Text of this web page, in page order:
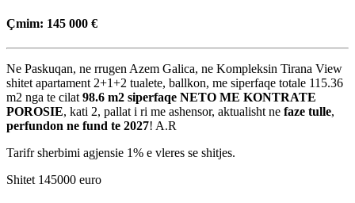
Çmim: 145 000 €
Ne Paskuqan, ne rrugen Azem Galica, ne Kompleksin Tirana View
shitet apartament 2+1+2 tualete, ballkon, me siperfaqe totale 115.36
m2 nga te cilat 98.6 m2 siperfaqe NETO ME KONTRATE
POROSIE, kati 2, pallat i ri me ashensor, aktualisht ne faze tulle,
perfundon ne fund te 2027! A.R
Tarifr sherbimi agjensie 1% e vleres se shitjes.
Shitet 145000 euro